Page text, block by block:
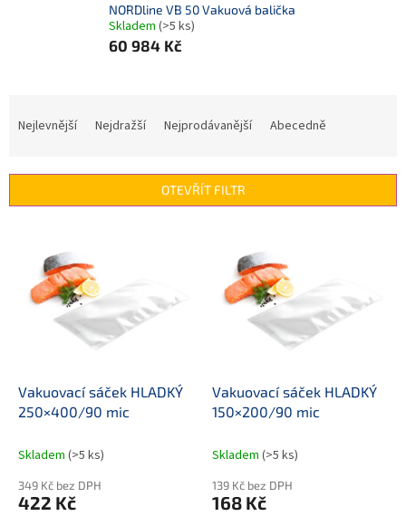
NORDline VB 50 Vakuová balička
Skladem (>5 ks)
60 984 Kč
í
Nejlevnější Nejdražší Nejprodávanější Abecedně
OTEVŘÍT FILTR
Vakuovací sáček HLADKÝ
250×400/90 mic
Skladem (>5 ks)
349 Kč bez DPH
422 Kč
Vakuovací sáček HLADKÝ
150×200/90 mic
Skladem (>5 ks)
139 Kč bez DPH
168 Kč